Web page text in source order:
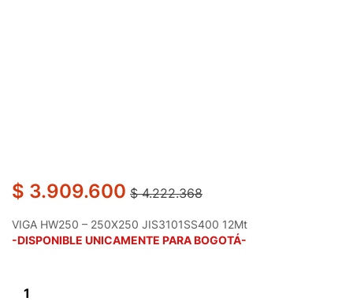
$ 3.909.600 $4.222.368
VIGA HW250 – 250X250 JIS3101SS400 12Mt
-DISPONIBLE UNICAMENTE PARA BOGOTÁ-